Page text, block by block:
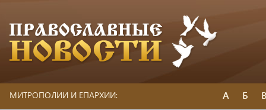
МИТРОПОЛИИ И ЕПАРХИИ: А Б